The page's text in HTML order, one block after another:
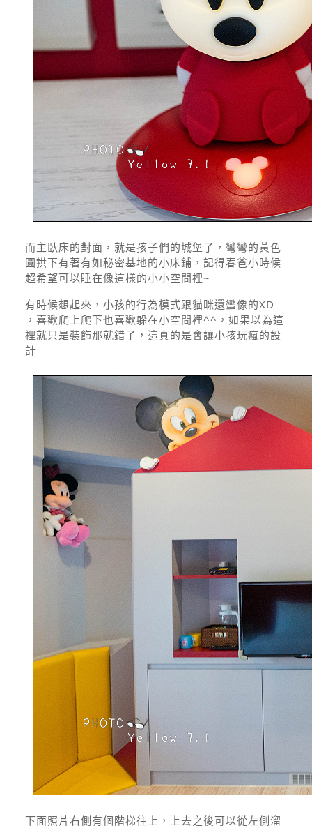
而主臥床的對面，就是孩子們的城堡了，彎彎的黃色
圓拱下有著有如秘密基地的小床鋪，記得春爸小時候
超希望可以睡在像這樣的小小空間裡~
有時候想起來，小孩的行為模式跟貓咪還蠻像的XD
，喜歡爬上爬下也喜歡躲在小空間裡^^，如果以為這
裡就只是裝飾那就錯了，這真的是會讓小孩玩瘋的設
計
下面照片右側有個階梯往上，上去之後可以從左側溜